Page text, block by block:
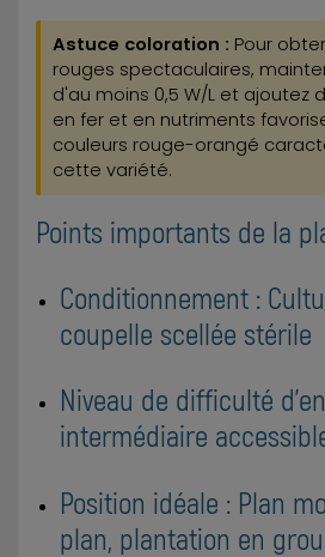
Astuce coloration : Pour
rouges spectaculaires,
d'au moins 0,5 W/L et ajoutez
en fer et en nutriments
couleurs rouge-orangé
cette variété.
Points importants de la
Conditionnement :
coupelle scellée stérile
Niveau de difficulté
intermédiaire
Position idéale : Plan
plan, plantation en